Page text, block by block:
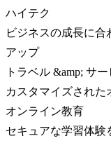
ハイテク
ビジネスの成長に
アップ
トラベル &amp; サー
カスタマイズされ
オンライン教育
セキュアな学習体験